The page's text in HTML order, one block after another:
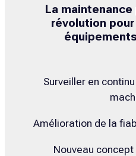
La
révolution
Surveiller en
Amélioration de la
Nouveau